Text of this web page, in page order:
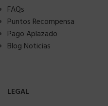
FAQs
Puntos Recompensa
Pago Aplazado
Blog Noticias
LEGAL